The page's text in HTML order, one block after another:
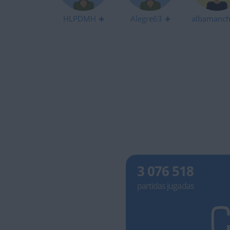
HLPDMH Alegre63
3 076 518
partidas jugadas